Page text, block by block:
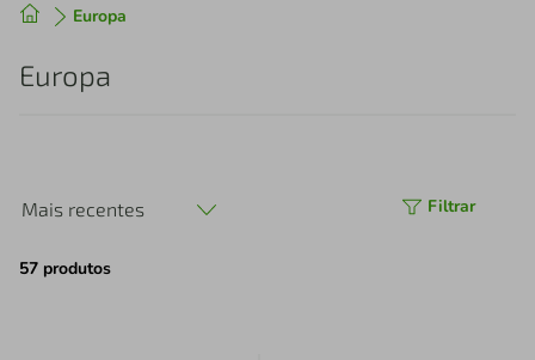
Europa
Europa
Mais recentes Filtrar
57 produtos
Produtos mais buscados
perfume
4º air fryer